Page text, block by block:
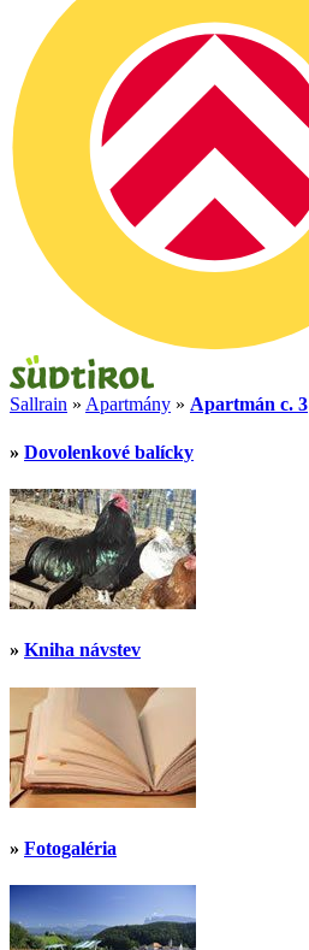
Sallrain » Apartmány » Apartmán c. 3
» Dovolenkové balícky
» Kniha návstev
» Fotogaléria